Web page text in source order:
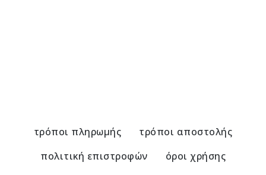
τρόποι πληρωμής
τρόποι αποστολής
πολιτική επιστροφών
όροι χρήσης